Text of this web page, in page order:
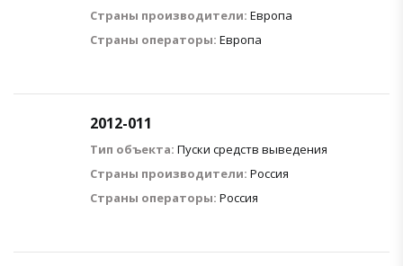
Страны производители: Европа
Страны операторы: Европа
2012-011
Тип объекта: Пуски средств выведения
Страны производители: Россия
Страны операторы: Россия